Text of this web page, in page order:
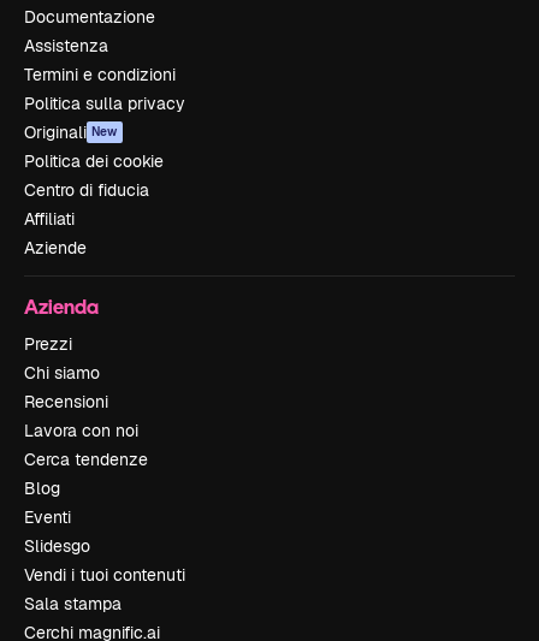
Documentazione
Assistenza
Termini e condizioni
Politica sulla privacy
Originali New
Politica dei cookie
Centro di fiducia
Affiliati
Aziende
Azienda
Prezzi
Chi siamo
Recensioni
Lavora con noi
Cerca tendenze
Blog
Eventi
Slidesgo
Vendi i tuoi contenuti
Sala stampa
Cerchi magnific.ai